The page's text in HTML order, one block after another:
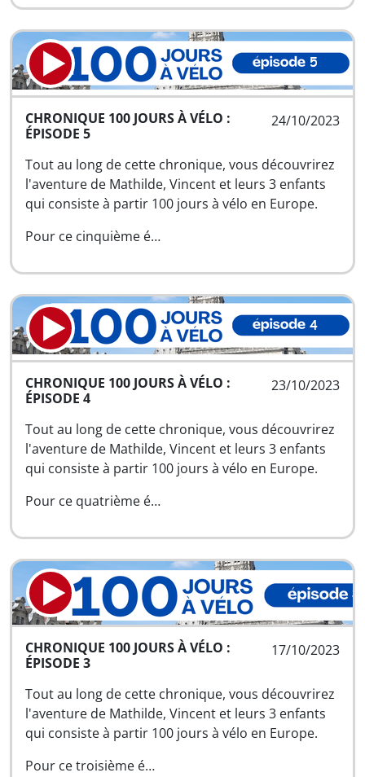
24/10/2023
CHRONIQUE 100 JOURS À VÉLO :
ÉPISODE 5
Tout au long de cette chronique, vous découvrirez
l'aventure de Mathilde, Vincent et leurs 3 enfants
qui consiste à partir 100 jours à vélo en Europe.
Pour ce cinquième é…
23/10/2023
CHRONIQUE 100 JOURS À VÉLO :
ÉPISODE 4
Tout au long de cette chronique, vous découvrirez
l'aventure de Mathilde, Vincent et leurs 3 enfants
qui consiste à partir 100 jours à vélo en Europe.
Pour ce quatrième é…
17/10/2023
CHRONIQUE 100 JOURS À VÉLO :
ÉPISODE 3
Tout au long de cette chronique, vous découvrirez
l'aventure de Mathilde, Vincent et leurs 3 enfants
qui consiste à partir 100 jours à vélo en Europe.
Pour ce troisième é…